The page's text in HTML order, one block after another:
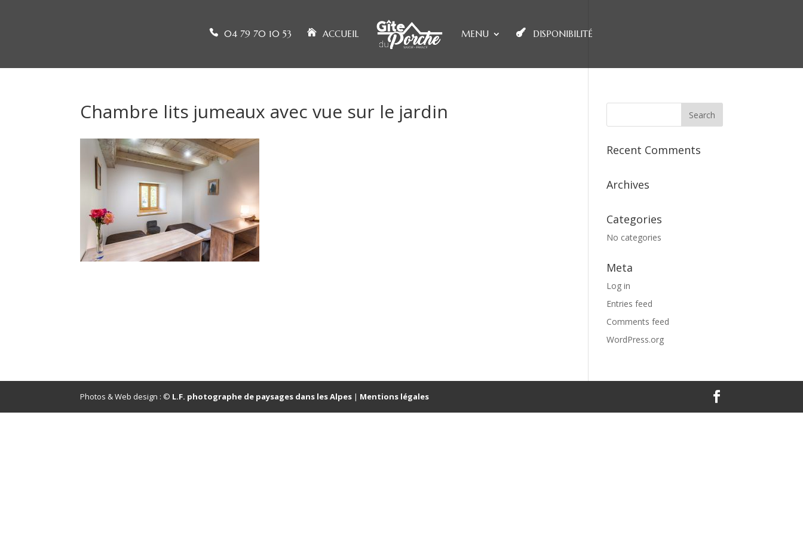
04 79 70 10 53 ACCUEIL MENU DISPONIBILITÉ
Chambre lits jumeaux avec vue sur le jardin
Recent Comments
Archives
Categories
No categories
Meta
Log in
Entries feed
Comments feed
WordPress.org
Photos & Web design : © L.F. photographe de paysages dans les Alpes | Mentions légales